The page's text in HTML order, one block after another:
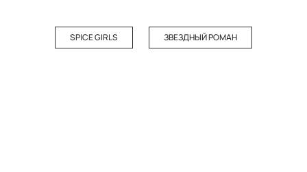
SPICE GIRLS ЗВЕЗДНЫЙ РОМАН